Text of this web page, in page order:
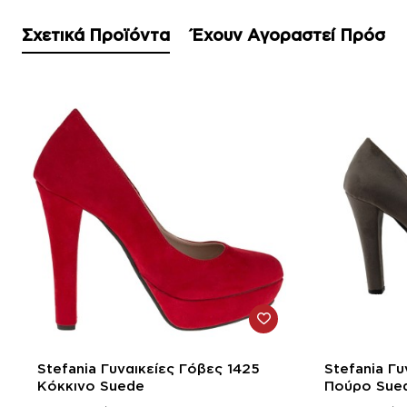
Σχετικά Προϊόντα Έχουν Αγοραστεί
-58%
Stefania Γυναικείες Γόβες 1425
Κόκκινο Suede
-58%
Stefania
Πούρο